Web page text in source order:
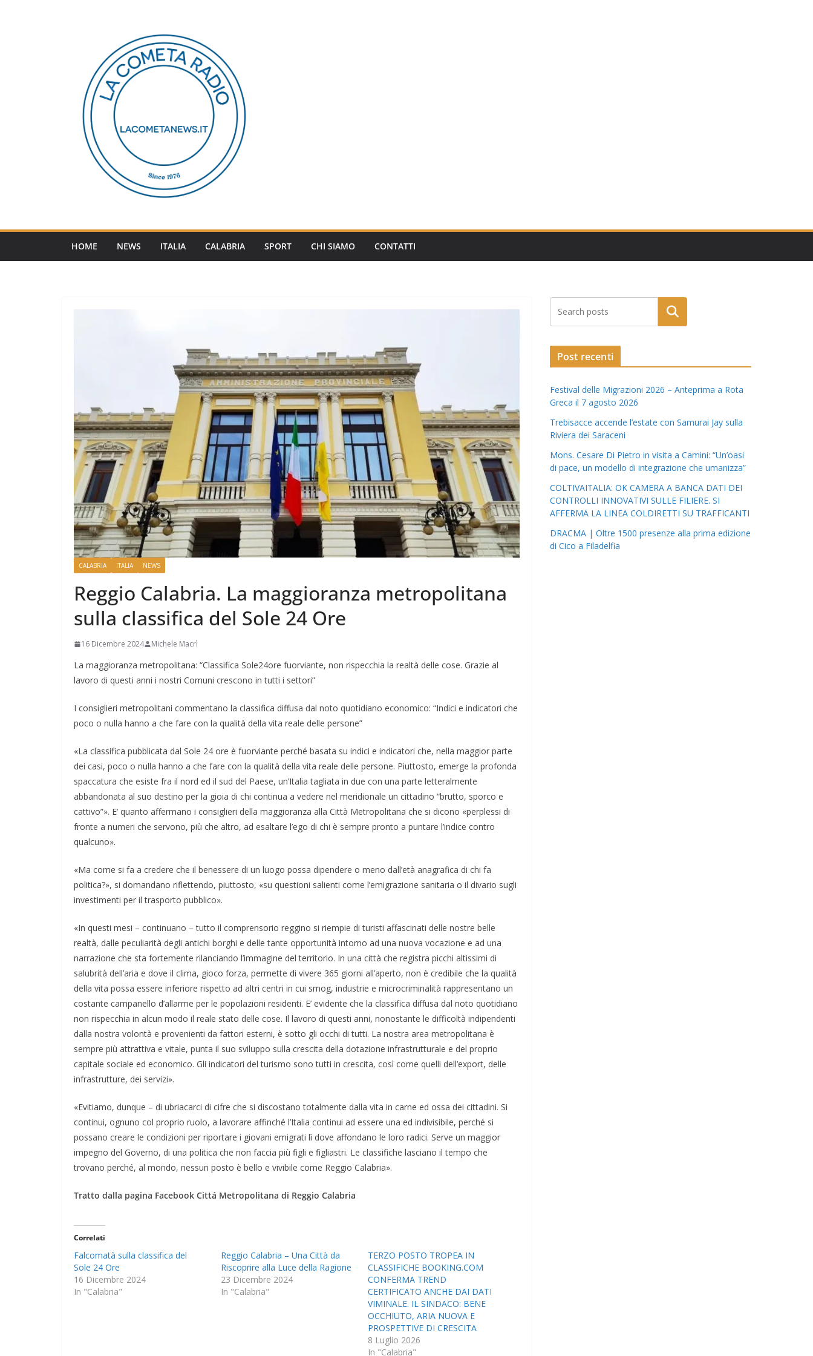
HOME NEWS ITALIA CALABRIA SPORT CHI SIAMO CONTATTI
CALABRIA ITALIA NEWS
Reggio Calabria. La maggioranza metropolitana
sulla classifica del Sole 24 Ore
16 Dicembre 2024 Michele Macrì
La maggioranza metropolitana: “Classifica Sole24ore fuorviante, non rispecchia la realtà delle cose. Grazie al
lavoro di questi anni i nostri Comuni crescono in tutti i settori”
I consiglieri metropolitani commentano la classifica diffusa dal noto quotidiano economico: “Indici e indicatori che
poco o nulla hanno a che fare con la qualità della vita reale delle persone”
«La classifica pubblicata dal Sole 24 ore è fuorviante perché basata su indici e indicatori che, nella maggior parte
dei casi, poco o nulla hanno a che fare con la qualità della vita reale delle persone. Piuttosto, emerge la profonda
spaccatura che esiste fra il nord ed il sud del Paese, un’Italia tagliata in due con una parte letteralmente
abbandonata al suo destino per la gioia di chi continua a vedere nel meridionale un cittadino “brutto, sporco e
cattivo”». E’ quanto affermano i consiglieri della maggioranza alla Città Metropolitana che si dicono «perplessi di
fronte a numeri che servono, più che altro, ad esaltare l’ego di chi è sempre pronto a puntare l’indice contro
qualcuno».
«Ma come si fa a credere che il benessere di un luogo possa dipendere o meno dall’età anagrafica di chi fa
politica?», si domandano riflettendo, piuttosto, «su questioni salienti come l’emigrazione sanitaria o il divario sugli
investimenti per il trasporto pubblico».
«In questi mesi – continuano – tutto il comprensorio reggino si riempie di turisti affascinati delle nostre belle
realtà, dalle peculiarità degli antichi borghi e delle tante opportunità intorno ad una nuova vocazione e ad una
narrazione che sta fortemente rilanciando l’immagine del territorio. In una città che registra picchi altissimi di
salubrità dell’aria e dove il clima, gioco forza, permette di vivere 365 giorni all’aperto, non è credibile che la qualità
della vita possa essere inferiore rispetto ad altri centri in cui smog, industrie e microcriminalità rappresentano un
costante campanello d’allarme per le popolazioni residenti. E’ evidente che la classifica diffusa dal noto quotidiano
non rispecchia in alcun modo il reale stato delle cose. Il lavoro di questi anni, nonostante le difficoltà indipendenti
dalla nostra volontà e provenienti da fattori esterni, è sotto gli occhi di tutti. La nostra area metropolitana è
sempre più attrattiva e vitale, punta il suo sviluppo sulla crescita della dotazione infrastrutturale e del proprio
capitale sociale ed economico. Gli indicatori del turismo sono tutti in crescita, così come quelli dell’export, delle
infrastrutture, dei servizi».
«Evitiamo, dunque – di ubriacarci di cifre che si discostano totalmente dalla vita in carne ed ossa dei cittadini. Si
continui, ognuno col proprio ruolo, a lavorare affinché l’Italia continui ad essere una ed indivisibile, perché si
possano creare le condizioni per riportare i giovani emigrati lì dove affondano le loro radici. Serve un maggior
impegno del Governo, di una politica che non faccia più figli e figliastri. Le classifiche lasciano il tempo che
trovano perché, al mondo, nessun posto è bello e vivibile come Reggio Calabria».
Tratto dalla pagina Facebook Cittá Metropolitana di Reggio Calabria
Correlati
Falcomatà sulla classifica del
Sole 24 Ore
16 Dicembre 2024
In "Calabria"
Reggio Calabria – Una Città da
Riscoprire alla Luce della Ragione
23 Dicembre 2024
In "Calabria"
TERZO POSTO TROPEA IN
CLASSIFICHE BOOKING.COM
CONFERMA TREND
CERTIFICATO ANCHE DAI DATI
VIMINALE. IL SINDACO: BENE
OCCHIUTO, ARIA NUOVA E
PROSPETTIVE DI CRESCITA
8 Luglio 2026
In "Calabria"
Post recenti
Festival delle Migrazioni 2026 – Anteprima a Rota
Greca il 7 agosto 2026
Trebisacce accende l’estate con Samurai Jay sulla
Riviera dei Saraceni
Mons. Cesare Di Pietro in visita a Camini: “Un’oasi
di pace, un modello di integrazione che umanizza”
COLTIVAITALIA: OK CAMERA A BANCA DATI DEI
CONTROLLI INNOVATIVI SULLE FILIERE. SI
AFFERMA LA LINEA COLDIRETTI SU TRAFFICANTI
DRACMA | Oltre 1500 presenze alla prima edizione
di Cico a Filadelfia